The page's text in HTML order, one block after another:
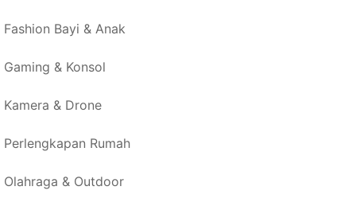
Fashion Bayi & Anak
Gaming & Konsol
Kamera & Drone
Perlengkapan Rumah
Olahraga & Outdoor